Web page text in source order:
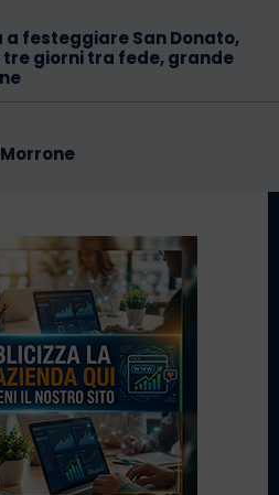
festeggiare San Donato,
tre giorni tra fede, grande